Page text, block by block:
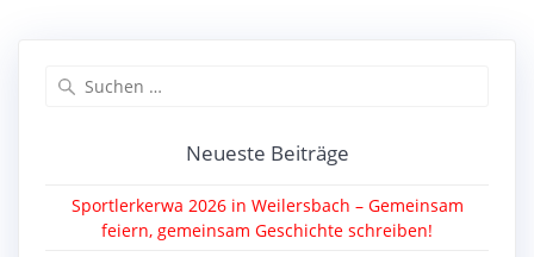
Neueste Beiträge
Sportlerkerwa 2026 in Weilersbach – Gemeinsam
feiern, gemeinsam Geschichte schreiben!